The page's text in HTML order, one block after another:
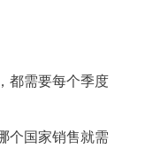
都需要每个季度
个国家销售就需